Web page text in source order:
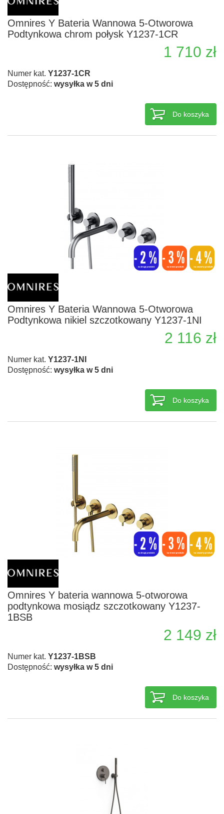
Omnires Y Bateria Wannowa 5-Otworowa
Podtynkowa chrom połysk Y1237-1CR
1 710 zł
Numer kat. Y1237-1CR
Dostępność: wysyłka w 5 dni
Do koszyka
Omnires Y Bateria Wannowa 5-Otworowa
Podtynkowa nikiel szczotkowany Y1237-1NI
2 116 zł
Numer kat. Y1237-1NI
Dostępność: wysyłka w 5 dni
Do koszyka
Omnires Y bateria wannowa 5-otworowa
podtynkowa mosiądz szczotkowany Y1237-
1BSB
2 149 zł
Numer kat. Y1237-1BSB
Dostępność: wysyłka w 5 dni
Do koszyka